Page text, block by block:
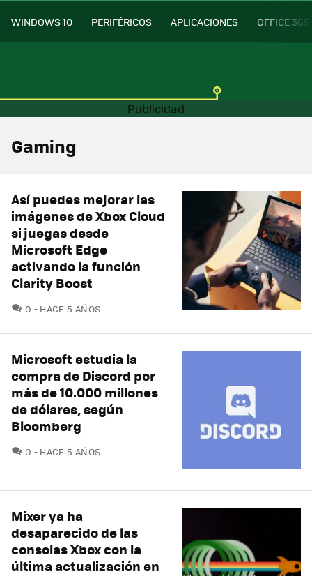
WINDOWS 10 PERIFÉRICOS APLICACIONES OFFICE 365
Gaming
Así puedes mejorar las
imágenes de Xbox Cloud
si juegas desde
Microsoft Edge
activando la función
Clarity Boost
0 COMENTARIOS
HACE 5 AÑOS
Microsoft estudia la
compra de Discord por
más de 10.000 millones
de dólares, según
Bloomberg
0 COMENTARIOS
HACE 5 AÑOS
Mixer ya ha
desaparecido de las
consolas Xbox con la
última actualización en